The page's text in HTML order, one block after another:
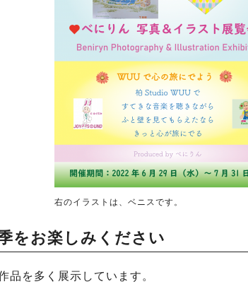
右のイラストは、ベニスです。
をお楽しみください
品を多く展示しています。